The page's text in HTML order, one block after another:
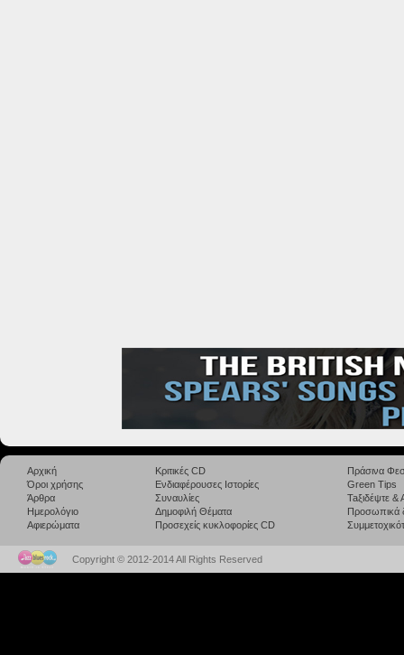
Αρχική
Όροι χρήσης
Άρθρα
Ημερολόγιο
Αφιερώματα
Κριτικές CD
Ενδιαφέρουσες Ιστορίες
Συναυλίες
Δημοφιλή Θέματα
Προσεχείς κυκλοφορίες CD
Πράσινα
Green Tips
Taξιδέψτε
Προσωπικά
Copyright © 2012-2014 All Rights Reserved